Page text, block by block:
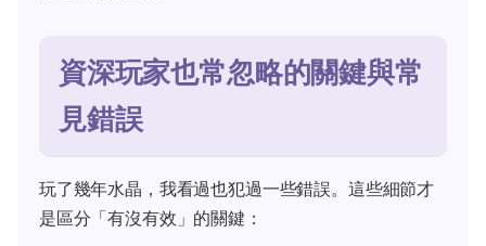
資深玩家也常忽略的關鍵與常
見錯誤
玩了幾年水晶，我看過也犯過一些錯誤。這些細節才
是區分「有沒有效」的關鍵：